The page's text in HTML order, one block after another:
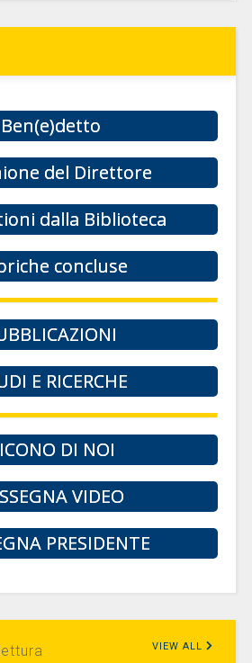
Ben(e)detto
del Direttore
dalla Biblioteca
concluse
E RICERCHE
DI NOI
VIDEO
PRESIDENTE
VIEW ALL